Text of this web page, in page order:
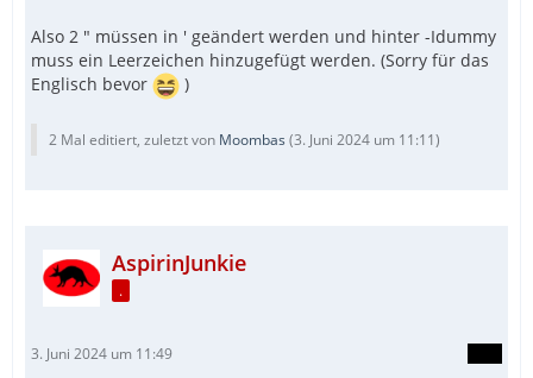
Also 2 " müssen in ' geändert werden und hinter -Idummy
muss ein Leerzeichen hinzugefügt werden. (Sorry für das
Englisch bevor
)
2 Mal editiert, zuletzt von Moombas (3. Juni 2024 um 11:11)
AspirinJunkie
.
3. Juni 2024 um 11:49